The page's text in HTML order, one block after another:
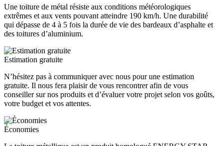
Une toiture de métal résiste aux conditions météorologiques
extrêmes et aux vents pouvant atteindre 190 km/h. Une durabilité
qui dépasse de 4 à 5 fois la durée de vie des bardeaux d’asphalte et
des toitures d’aluminium.
Estimation gratuite
N’hésitez pas à communiquer avec nous pour une estimation
gratuite. Il nous fera plaisir de vous rencontrer afin de vous
conseiller sur nos produits et d’évaluer votre projet selon vos goûts,
votre budget et vos attentes.
Économies